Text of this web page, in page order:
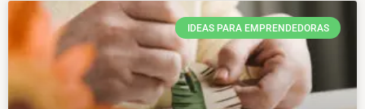
IDEAS PARA EMPRENDEDORAS